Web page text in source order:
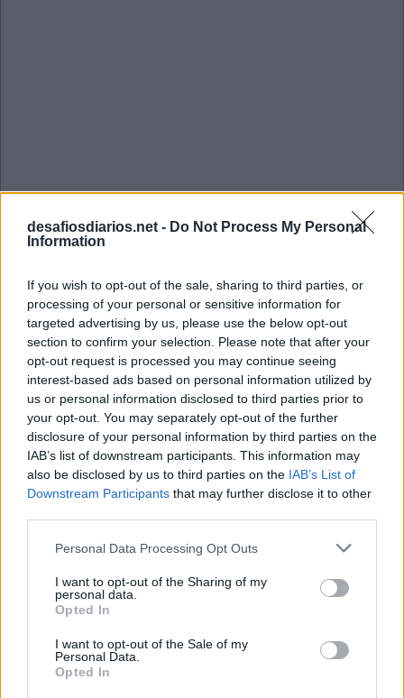
desafiosdiarios.net - Do Not Process My Personal
Information
If you wish to opt-out of the sale, sharing to third parties, or
processing of your personal or sensitive information for
targeted advertising by us, please use the below opt-out
section to confirm your selection. Please note that after your
opt-out request is processed you may continue seeing
interest-based ads based on personal information utilized by
us or personal information disclosed to third parties prior to
your opt-out. You may separately opt-out of the further
disclosure of your personal information by third parties on the
IAB’s list of downstream participants. This information may
also be disclosed by us to third parties on the IAB’s List of
Downstream Participants that may further disclose it to other
Personal Data Processing Opt Outs
I want to opt-out of the Sharing of my
personal data.
Opted In
I want to opt-out of the Sale of my
Personal Data.
Opted In
Mini Agosto 5 2022 Cruzadinha
C R O S
S
N
A U T
A
N
I V E
L
D
E V
E
M
E M
__ de Sá, 3º governador-geral do Brasil:
Marca da linha de inseticida da Johnson
A I
D
O mesmo que navegante